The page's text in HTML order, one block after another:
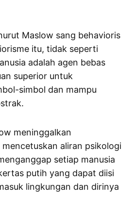
Maslow sang behavioris
itu, tidak seperti
adalah agen bebas
superior untuk
simbol dan mampu
meninggalkan
aliran psikologi
setiap manusia
putih yang dapat diisi
lingkungan dan dirinya